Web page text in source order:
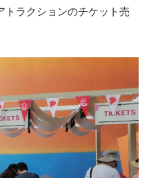
トラクションのチケット売